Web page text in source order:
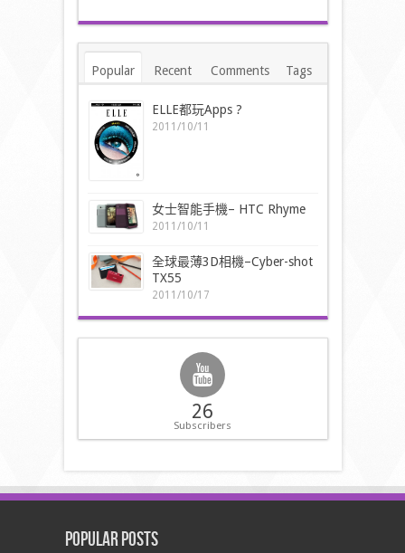
Popular Recent Comments Tags
ELLE都玩Apps ?
2011/10/11
女士智能手機– HTC Rhyme
2011/10/11
全球最薄3D相機–Cyber-shot
TX55
2011/10/17
26
Subscribers
Popular Posts